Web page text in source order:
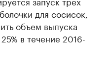
для сосисок,
объем выпуска
в течение 2016-